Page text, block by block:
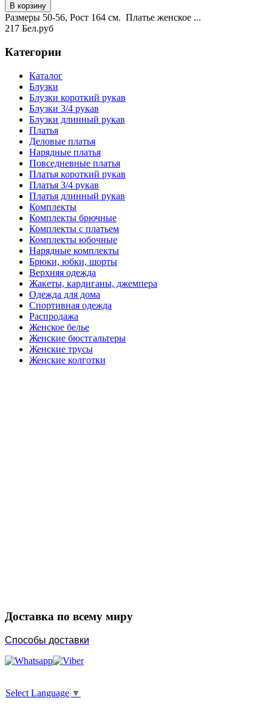
Размеры 50-56, Рост 164 см. Платье женское ...
217 Бел.руб
Категории
Каталог
Блузки
Блузки короткий рукав
Блузки 3/4 рукав
Блузки длинный рукав
Платья
Деловые платья
Нарядные платья
Повседневные платья
Платья короткий рукав
Платья 3/4 рукав
Платья длинный рукав
Комплекты
Комплекты брючные
Комплекты с платьем
Комплекты юбочные
Нарядные комплекты
Брюки, юбки, шорты
Верхняя одежда
Жакеты, кардиганы, джемпера
Одежда для дома
Спортивная одежда
Распродажа
Женское белье
Женские бюстгальтеры
Женские трусы
Женские колготки
Доставка по всему миру
Способы доставки
Select Language ▼